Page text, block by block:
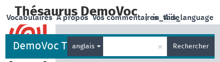
Thésaurus DemoVoc | in_this_language
Vocabulaires A propos Vos commentaires Aide
DemoVoc Thesaurus
anglais × Rechercher